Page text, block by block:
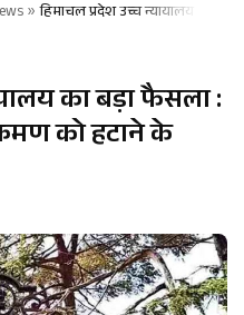
» हिमाचल प्रदेश उच्च न्यायालय का
का बड़ा फैसला :
को हटाने के